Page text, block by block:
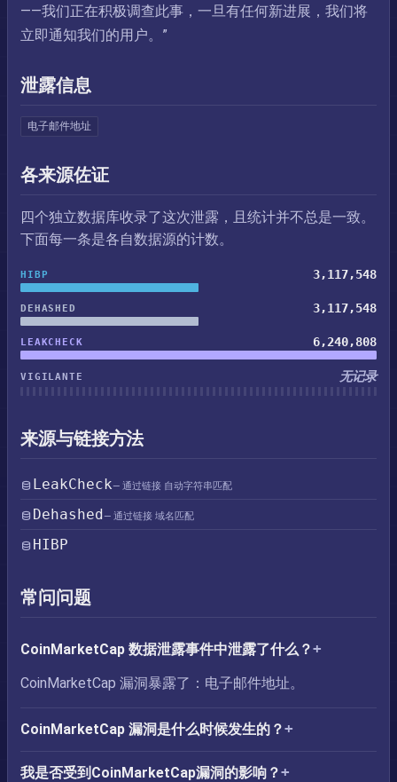
——我们正在积极调查此事，一旦有任何新进展，我们将
立即通知我们的用户。”
泄露信息
电子邮件地址
各来源佐证
四个独立数据库收录了这次泄露，且统计并不总是一致。
下面每一条是各自数据源的计数。
HIBP 3,117,548
DEHASHED 3,117,548
LEAKCHECK 6,240,808
VIGILANTE 无记录
来源与链接方法
LeakCheck— 通过链接 自动字符串匹配
Dehashed— 通过链接 域名匹配
HIBP
常问问题
CoinMarketCap 数据泄露事件中泄露了什么？
CoinMarketCap 漏洞暴露了：电子邮件地址。
CoinMarketCap 漏洞是什么时候发生的？
我是否受到CoinMarketCap漏洞的影响？